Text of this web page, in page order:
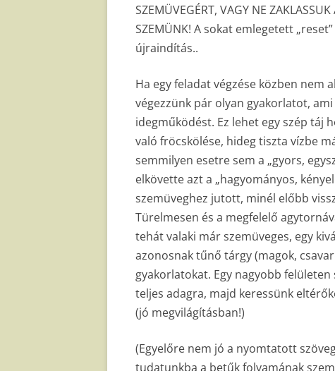
SZEMÜVEGÉRT, VAGY NE
SZEMÜNK! A sokat emlegetett
újraindítás..
Ha egy feladat végzése közben nem
végezzünk pár olyan gyakorlatot,
idegműködést. Ez lehet egy szép táj
való fröcskölése, hideg tiszta vízbe
semmilyen esetre sem a „gyors,
elkövette azt a „hagyományos,
szemüveghez jutott, minél előbb
Türelmesen és a megfelelő
tehát valaki már szemüveges, egy
azonosnak tűnő tárgy (magok,
gyakorlatokat. Egy nagyobb
teljes adagra, majd keressünk
(jó megvilágításban!)
(Egyelőre nem jó a nyomtatott
tudatunkba a betűk folyamának